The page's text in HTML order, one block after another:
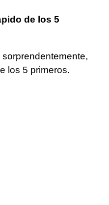
de los 5
sorprendentemente,
los 5 primeros.